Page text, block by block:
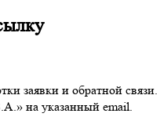
заявки и обратной связи.
на указанный email.